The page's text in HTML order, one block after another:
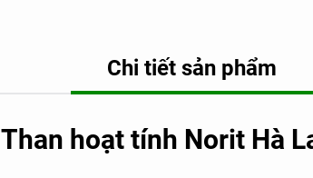
Chi tiết sản phẩm
Than hoạt tính Norit Hà